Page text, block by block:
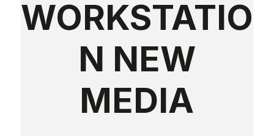
WORKSTATIO
N NEW
MEDIA